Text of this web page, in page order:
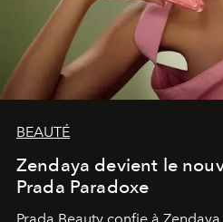
BEAUTÉ
Zendaya devient le
Prada Paradoxe